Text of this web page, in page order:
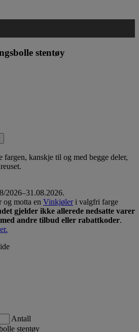
stentøy
fargen, kanskje til og med begge deler,
2026–31.08.2026.
og motta en Vinkjøleri valgfri farge
gjelder ikke allerede nedsatte varer
andre tilbud eller rabattkoder.
Antall